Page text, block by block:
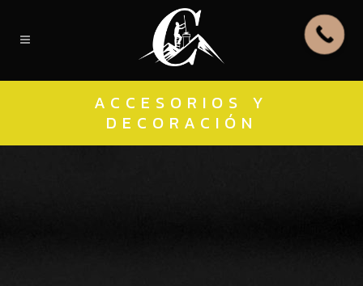
ACCESORIOS Y
DECORACIÓN